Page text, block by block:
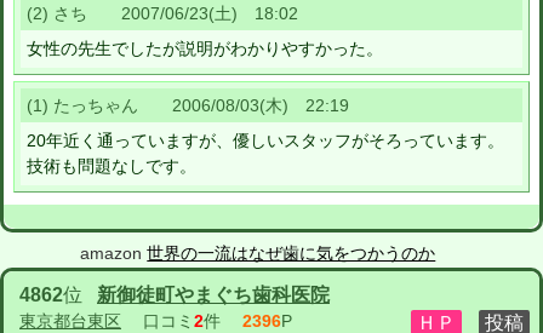
(2) さち 2007/06/23(土) 18:02
女性の先生でしたが説明がわかりやすかった。
(1) たっちゃん 2006/08/03(木) 22:19
20年近く通っていますが、優しいスタッフがそろっています。
技術も問題なしです。
amazon世界の一流はなぜ歯に気をつかうのか
4862位 新御徒町やまぐち歯科医院
東京都台東区 口コミ 2件 2396P